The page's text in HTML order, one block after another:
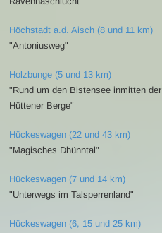
Höchstadt a.d. Aisch (8 und 11 km)
"Antoniusweg"
Holzbunge (5 und 13 km)
"Rund um den Bistensee inmitten der
Hüttener Berge"
Hückeswagen (22 und 43 km)
"Magisches Dhünntal"
Hückeswagen (7 und 14 km)
"Unterwegs im Talsperrenland"
Hückeswagen (6, 15 und 25 km)